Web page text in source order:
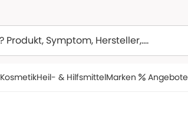
KosmetikHeil- & HilfsmittelMarken Angebote